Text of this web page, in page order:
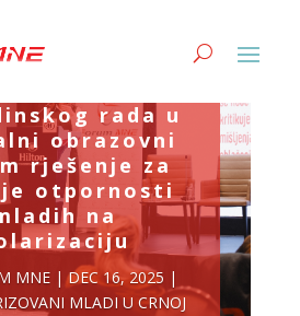
rada u
obrazovni
rješenje za
otpornosti
na
MNE |DEC 16, 2025 |
MLADI U CRNOJ